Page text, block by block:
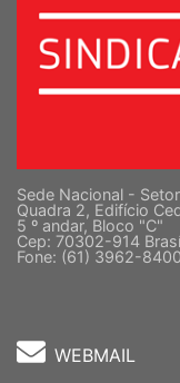
Sede Nacional -
Quadra 2, Edifício
5 º andar, Bloco "C"
Cep: 70302-914
Fone: (61) 3962-8400
WEBMAIL